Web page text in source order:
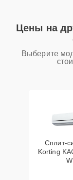
Цены на
Выберите
Сплит-
Korting
W